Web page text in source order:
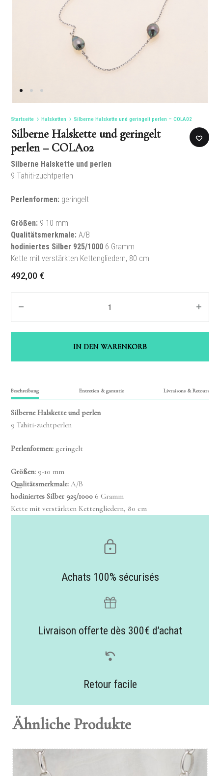
Startseite Halsketten Silberne Halskette und geringelt perlen – COLA02
Silberne Halskette und geringelt
perlen – COLA02
Silberne Halskette und perlen
9 Tahiti-zuchtperlen
Perlenformen: geringelt
Größen: 9-10 mm
Qualitätsmerkmale: A/B
hodiniertes Silber 925/1000 6 Gramm
Kette mit verstärkten Kettengliedern, 80 cm
492,00 €
IN DEN WARENKORB
Beschreibung Entretien & garantie Livraisons & Retours
Silberne Halskette und perlen
9Tahiti-zuchtperlen
Perlenformen: geringelt
Größen: 9-10 mm
Qualitätsmerkmale: A/B
hodiniertes Silber 925/1000 6 Gramm
Kette mit verstärkten Kettengliedern, 80 cm
Achats 100% sécurisés
Livraison offerte dès 300€ d’achat
Retour facile
Ähnliche Produkte